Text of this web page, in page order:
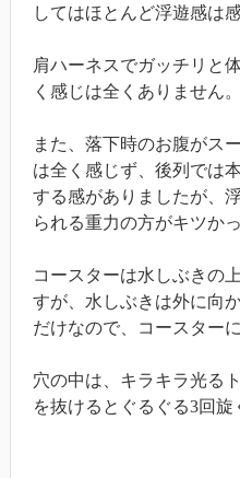
してはほとんど浮遊感は
肩ハーネスでガッチリと
く感じは全くありません。
また、落下時のお腹がス
は全く感じず、後列では
する感がありましたが、
られる重力の方がキツか
コースターは水しぶきの
すが、水しぶきは外に向
だけなので、コースター
穴の中は、キラキラ光る
を抜けるとぐるぐる3回旋